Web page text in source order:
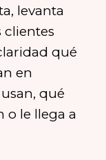
levanta
clientes
qué
en
qué
o le llega a